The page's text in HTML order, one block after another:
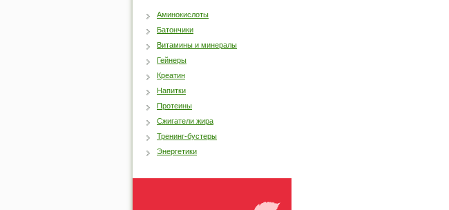
Аминокислоты
Батончики
Витамины и минералы
Гейнеры
Креатин
Напитки
Протеины
Сжигатели жира
Тренинг-бустеры
Энергетики